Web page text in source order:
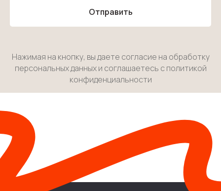
Отправить
Нажимая на кнопку, вы даете согласие на обработку
персональных данных и соглашаетесь c политикой
конфиденциальности